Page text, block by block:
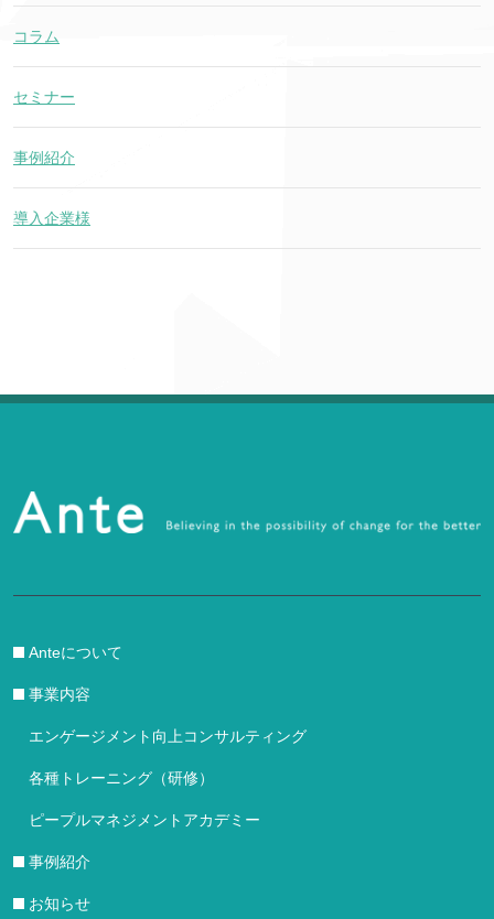
コラム
セミナー
事例紹介
導入企業様
Anteについて
事業内容
エンゲージメント向上コンサルティング
各種トレーニング（研修）
ピープルマネジメントアカデミー
事例紹介
お知らせ